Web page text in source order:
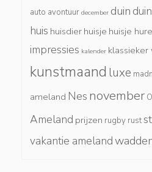
auto avontuur december duin
huis huisdier huisje huisje
impressies kalender
kunstmaand luxe
ameland Nes november
Ameland prijzen rugby rust
vakantie ameland